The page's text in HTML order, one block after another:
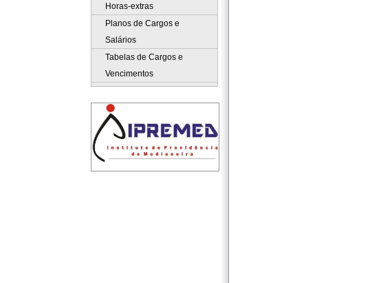
Horas-extras
Planos de Cargos e
Salários
Tabelas de Cargos e
Vencimentos